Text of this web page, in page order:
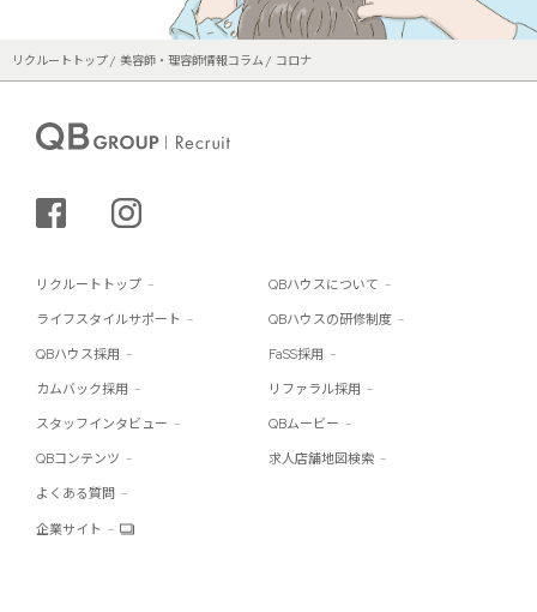
リクルートトップ 美容師・理容師情報コラム コロナ
シェアする
リクルートトップ QBハウスについて
ライフスタイルサポート QBハウスの研修制度
QBハウス採用 FaSS採用
カムバック採用 リファラル採用
スタッフインタビュー QBムービー
QBコンテンツ 求人店舗地図検索
よくある質問
企業サイト